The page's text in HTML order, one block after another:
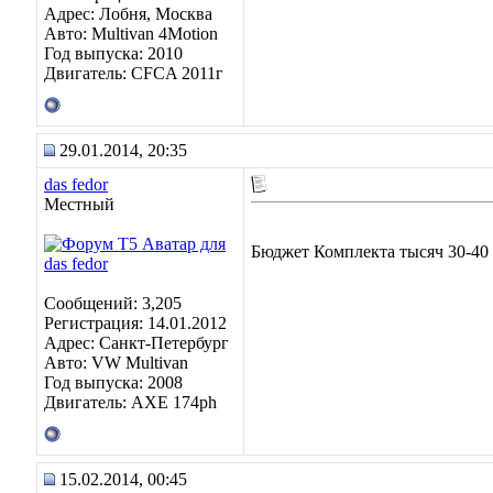
Адрес: Лобня, Москва
Авто: Multivan 4Motion
Год выпуска: 2010
Двигатель: CFCA 2011г
29.01.2014, 20:35
das fedor
Местный
Сообщений: 3,205
Регистрация: 14.01.2012
Адрес: Санкт-Петербург
Авто: VW Multivan
Год выпуска: 2008
Двигатель: АХЕ 174рh
Бюджет Комплекта тысяч 30-40
15.02.2014, 00:45